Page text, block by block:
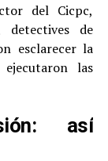
del Cicpc,
de
esclarecer la
las
así